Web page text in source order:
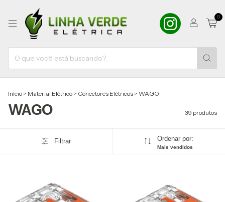
0
Início > Material Elétrico > Conectores Elétricos > WAGO
WAGO 39 produtos
Filtrar Ordenar por:
Mais vendidos